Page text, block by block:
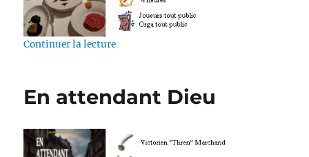
Continuer la lecturede « A Table »
En attendant Dieu